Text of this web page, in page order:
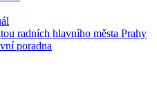
radních hlavního města Prahy
poradna